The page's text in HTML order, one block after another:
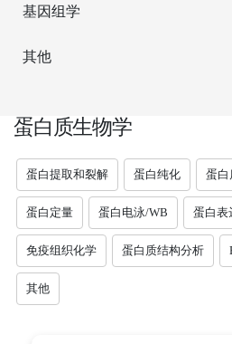
基因组学
其他
蛋白质生物学
蛋白提取和裂解 蛋白纯化 蛋白
蛋白定量 蛋白电泳/WB 蛋白表
免疫组织化学 蛋白质结构分析
其他